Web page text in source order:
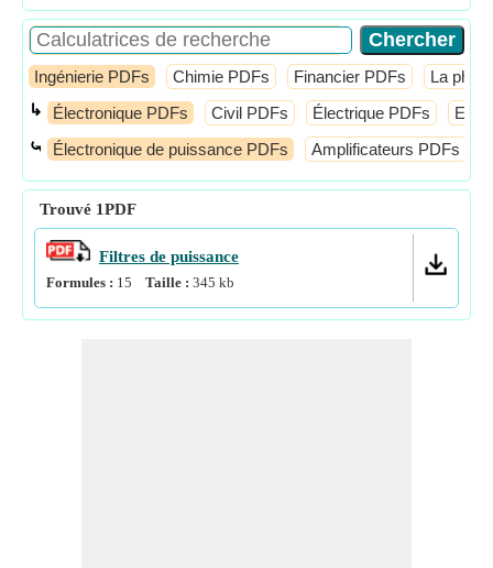
Ingénierie PDFs Chimie PDFs Financier PDFs La
↳ Électronique PDFs Civil PDFs Électrique PDFs
⤿ Électronique de puissance PDFs Amplificateurs PDFs
Trouvé 1PDF
Filtres de puissance
Formules : 15 Taille : 345 kb